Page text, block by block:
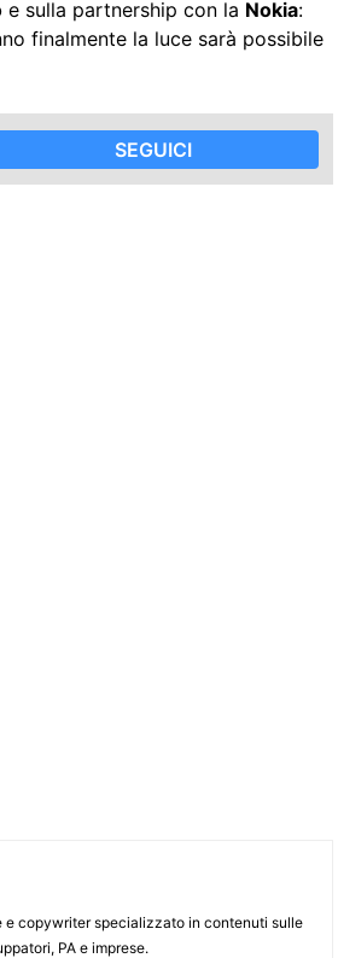
e sulla partnership con la Nokia:
finalmente la luce sarà possibile
SEGUICI
e copywriter specializzato in contenuti sulle
PA e imprese.